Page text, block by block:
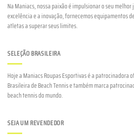
Na Maniacs, nossa paixão é impulsionar o seu
excelência e a inovação, fornecemos equipamentos
atletas a superar seus limites.
SELEÇÃO BRASILEIRA
Hoje a Maniacs Roupas Esportivas é a patrocinadora
Brasileira de Beach Tennis e também marca
beach tennis do mundo.
SEJA UM REVENDEDOR